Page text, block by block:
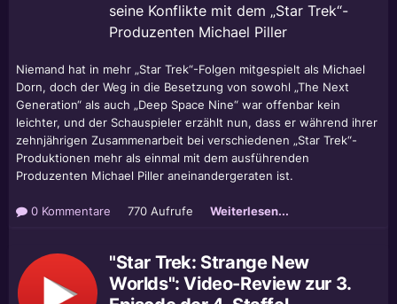
seine Konflikte mit dem „Star Trek“-
Produzenten Michael Piller
Niemand hat in mehr „Star Trek“-Folgen mitgespielt als Michael
Dorn, doch der Weg in die Besetzung von sowohl „The Next
Generation“ als auch „Deep Space Nine“ war offenbar kein
leichter, und der Schauspieler erzählt nun, dass er während ihrer
zehnjährigen Zusammenarbeit bei verschiedenen „Star Trek“-
Produktionen mehr als einmal mit dem ausführenden
Produzenten Michael Piller aneinandergeraten ist.
0 Kommentare 770 Aufrufe Weiterlesen...
"Star Trek: Strange New
Worlds": Video-Review zur 3.